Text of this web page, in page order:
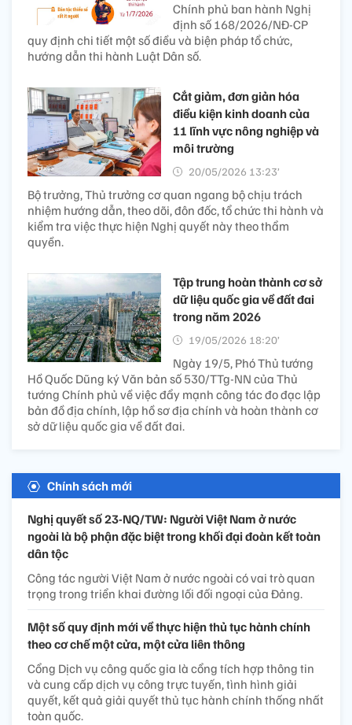
Chính phủ ban hành Nghị
định số 168/2026/NĐ-CP
quy định chi tiết một số điều và biện pháp tổ chức,
hướng dẫn thi hành Luật Dân số.
Cắt giảm, đơn giản hóa
điều kiện kinh doanh của
11 lĩnh vực nông nghiệp và
môi trường
20/05/2026 13:23’
Bộ trưởng, Thủ trưởng cơ quan ngang bộ chịu trách
nhiệm hướng dẫn, theo dõi, đôn đốc, tổ chức thi hành và
kiểm tra việc thực hiện Nghị quyết này theo thẩm
quyền.
Tập trung hoàn thành cơ sở
dữ liệu quốc gia về đất đai
trong năm 2026
19/05/2026 18:20’
Ngày 19/5, Phó Thủ tướng
Hồ Quốc Dũng ký Văn bản số 530/TTg-NN của Thủ
tướng Chính phủ về việc đẩy mạnh công tác đo đạc lập
bản đồ địa chính, lập hồ sơ địa chính và hoàn thành cơ
sở dữ liệu quốc gia về đất đai.
Chính sách mới
Nghị quyết số 23-NQ/TW: Người Việt Nam ở nước
ngoài là bộ phận đặc biệt trong khối đại đoàn kết toàn
dân tộc
Công tác người Việt Nam ở nước ngoài có vai trò quan
trọng trong triển khai đường lối đối ngoại của Đảng.
Một số quy định mới về thực hiện thủ tục hành chính
theo cơ chế một cửa, một cửa liên thông
Cổng Dịch vụ công quốc gia là cổng tích hợp thông tin
và cung cấp dịch vụ công trực tuyến, tình hình giải
quyết, kết quả giải quyết thủ tục hành chính thống nhất
toàn quốc.